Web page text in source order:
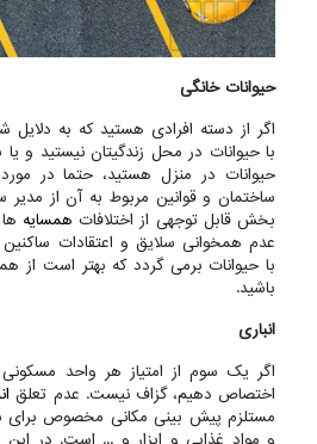
حیوانات خانگی
اگر از دسته افرادی هستید که به
با حیوانات در محل زندگیتان نیستید و
حیوانات در منزل هستید، حتما در
ساختمان و قوانین مربوط به آن از مدیر
بخش قابل توجهی از اختلافات همسایه
عدم همخوانی سلایق و اعتقادات
با حیوانات برمی گردد که بهتر است از
باشید.
انباری
اگر یک سوم از امتیاز هر واحد مسکونی
اختصاص دهیم، گزاف نیست. عدم تعلق
مستلزم پیش بینی مکانی مخصوص برای